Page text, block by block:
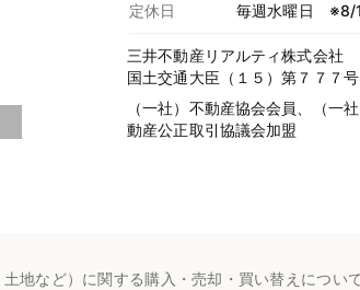
定休日 毎週水曜日 ※8/
三井不動産リアルティ株式会社
国土交通大臣（１５）第７７７号
（一社）不動産協会会員、（一
動産公正取引協議会加盟
地など）に関する購入・売却・買い替えについて